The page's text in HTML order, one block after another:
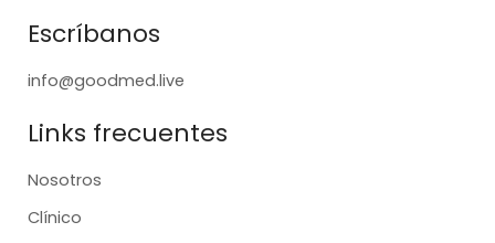
Escríbanos
info@goodmed.live
Links frecuentes
Nosotros
Clínico